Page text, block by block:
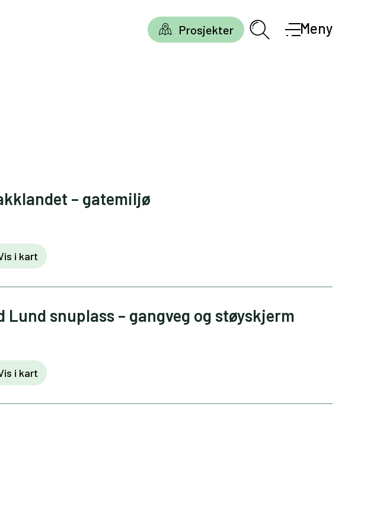
Prosjekter Meny
– gatemiljø
i kart
Lund snuplass – gangveg og støyskjerm
i kart